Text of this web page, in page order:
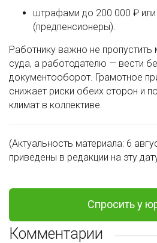
штрафами до 200 000 ₽
(предпенсионеры).
Работнику важно не пропустить
суда, а работодателю — вести
документооборот. Грамотное
снижает риски обеих сторон и
климат в коллективе.
(Актуальность материала: 6
приведены в редакции на эту
Спросить у
Комментарии